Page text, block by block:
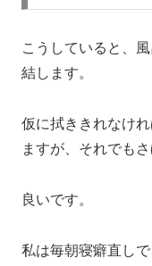
こうしていると、
結します。
仮に拭ききれなけ
ますが、それでも
良いです。
私は毎朝寝癖直し